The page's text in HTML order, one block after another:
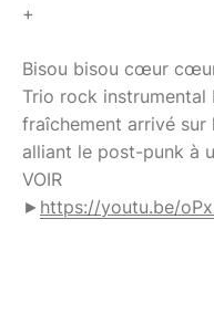
+
Bisou bisou cœur
Trio rock instrumental
fraîchement arrivé sur
alliant le post-punk à
VOIR
► https://youtu.be/